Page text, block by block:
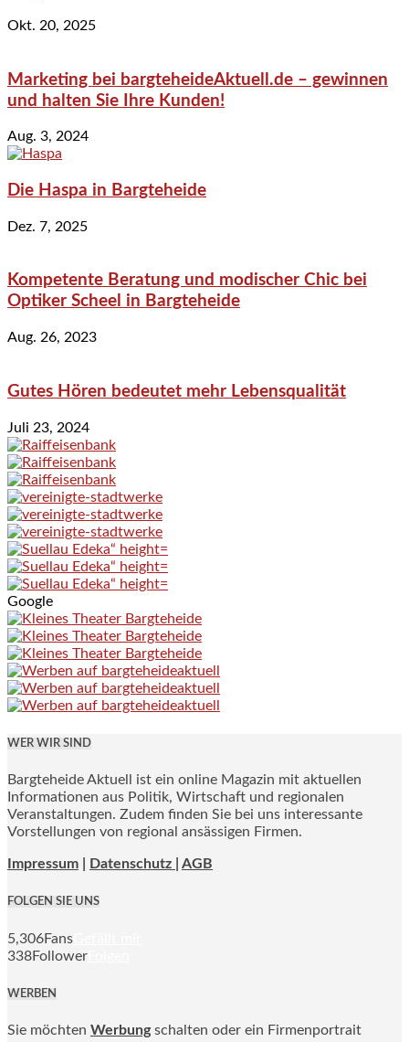
Okt. 20, 2025
Marketing bei bargteheideAktuell.de – gewinnen
und halten Sie Ihre Kunden!
Aug. 3, 2024
Die Haspa in Bargteheide
Dez. 7, 2025
Kompetente Beratung und modischer Chic bei
Optiker Scheel in Bargteheide
Aug. 26, 2023
Gutes Hören bedeutet mehr Lebensqualität
Juli 23, 2024
Google
WER WIR SIND
Bargteheide Aktuell ist ein online Magazin mit aktuellen
Informationen aus Politik, Wirtschaft und regionalen
Veranstaltungen. Zudem finden Sie bei uns interessante
Vorstellungen von regional ansässigen Firmen.
Impressum Datenschutz | AGB
FOLGEN SIE UNS
5,306Fans
338Follower
WERBEN
Sie möchten Werbung schalten oder ein Firmenportrait